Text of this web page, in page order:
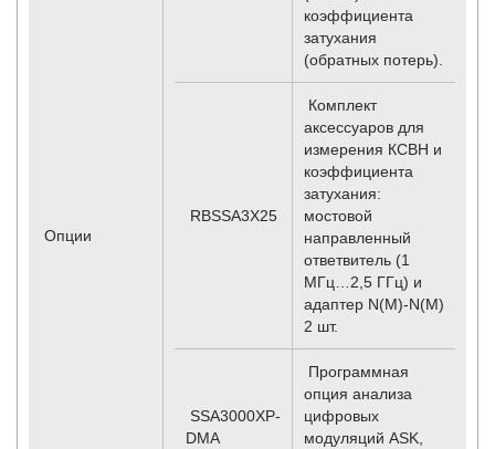
Опции
коэффициента
затухания
(обратных потерь).
RBSSA3X25
Комплект
аксессуаров для
измерения КСВН и
коэффициента
затухания:
мостовой
направленный
ответвитель (1
МГц…2,5 ГГц) и
адаптер N(M)-N(M)
2 шт.
SSA3000XP-
DMA
Программная
опция анализа
цифровых
модуляций ASK,